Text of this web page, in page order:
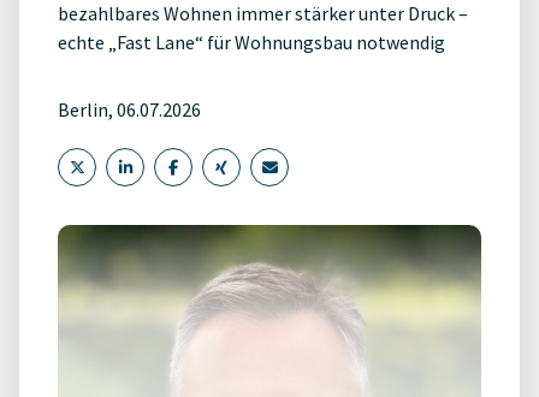
bezahlbares Wohnen immer stärker unter Druck –
echte „Fast Lane“ für Wohnungsbau notwendig
Berlin, 06.07.2026